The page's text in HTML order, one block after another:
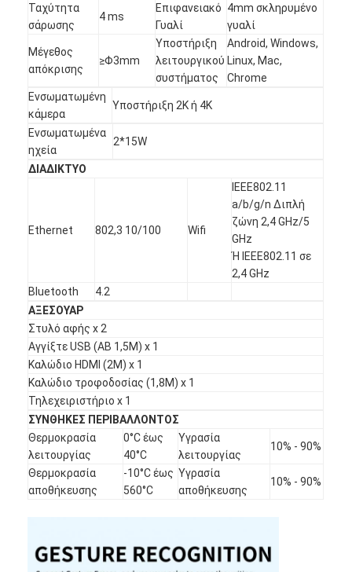
Διαλογικό όργανο ελέγχου οθόνης αφής
έξυπνος πίνακας LCD
Διαλογικό Whiteboard οδηγήσεων
Διαλογική οθόνη αφής Whiteboard
όλοι σε ένα διαλογικό whiteboard
Ευφυής πίνακας
Υπέρυθρο πλαίσιο αφής
Διαλογική στάση Whiteboard
Visualizer κάμερα εγγράφων
προβολέας
Περίπτερο οθόνης αφής
ψηφιακή σήμανση
Ταχύτητα
σάρωσης
4 ms
Επιφανειακό
Γυαλί
4mm σκληρυμένο
γυαλί
Μέγεθος
απόκρισης
≥Φ3mm
Υποστήριξη
λειτουργικού
συστήματος
Android, Windows,
Linux, Mac,
Chrome
Ενσωματωμένη
κάμερα
Υποστήριξη 2K ή 4K
Ενσωματωμένα
ηχεία
2*15W
ΔΙΑΔΙΚΤΥΟ
Ethernet 802,3 10/100 Wifi
IEEE802.11
a/b/g/n Διπλή
ζώνη 2,4 GHz/5
GHz
Ή IEEE802.11 σε
2,4 GHz
Bluetooth
4.2
ΑΞΕΣΟΥΑΡ
Στυλό αφής x 2
Αγγίξτε USB (AB 1,5M) x 1
Καλώδιο HDMI (2M) x 1
Καλώδιο τροφοδοσίας (1,8M) x 1
Τηλεχειριστήριο x 1
ΣΥΝΘΗΚΕΣ ΠΕΡΙΒΑΛΛΟΝΤΟΣ
Θερμοκρασία
λειτουργίας
0°C έως
40°C
Υγρασία
λειτουργίας
10% - 90%
Θερμοκρασία
αποθήκευσης
-10°C έως
560°C
Υγρασία
αποθήκευσης
10% - 90%